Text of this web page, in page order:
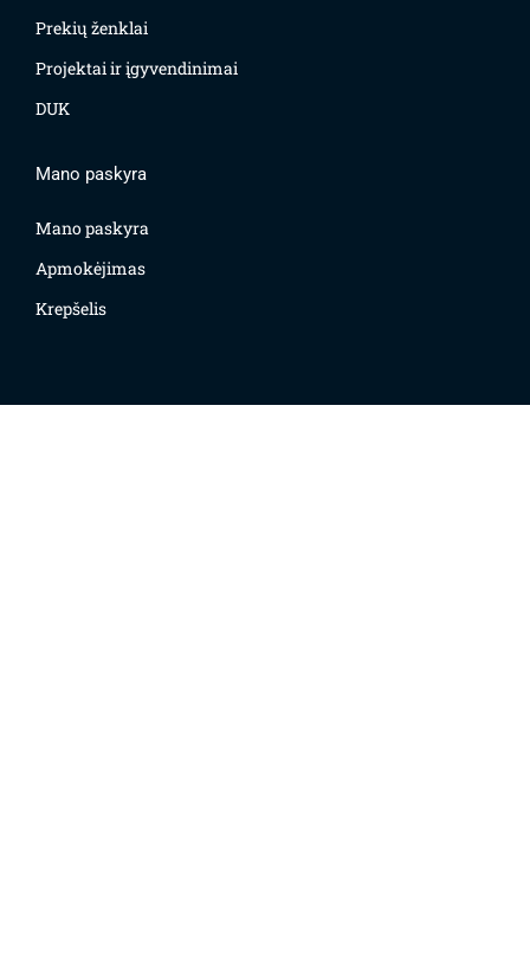
Prekių ženklai
Projektai ir įgyvendinimai
DUK
Mano paskyra
Mano paskyra
Apmokėjimas
Krepšelis